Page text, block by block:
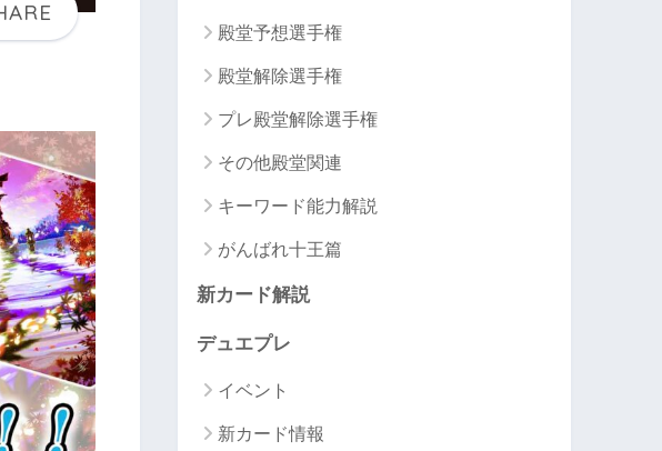
殿堂予想選手権
殿堂解除選手権
プレ殿堂解除選手権
その他殿堂関連
キーワード能力解説
がんばれ十王篇
新カード解説
デュエプレ
イベント
新カード情報